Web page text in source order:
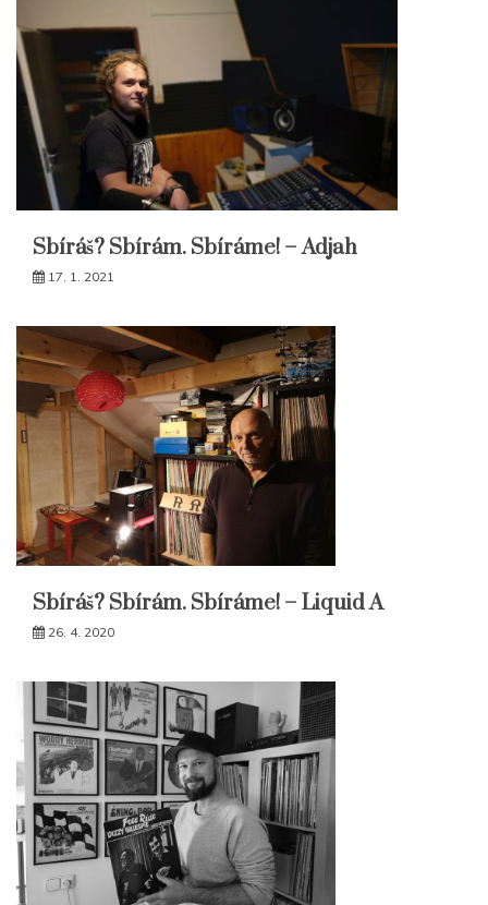
Sbíráš? Sbírám. Sbíráme! – Adjah
17. 1. 2021
Sbíráš? Sbírám. Sbíráme! – Liquid A
26. 4. 2020